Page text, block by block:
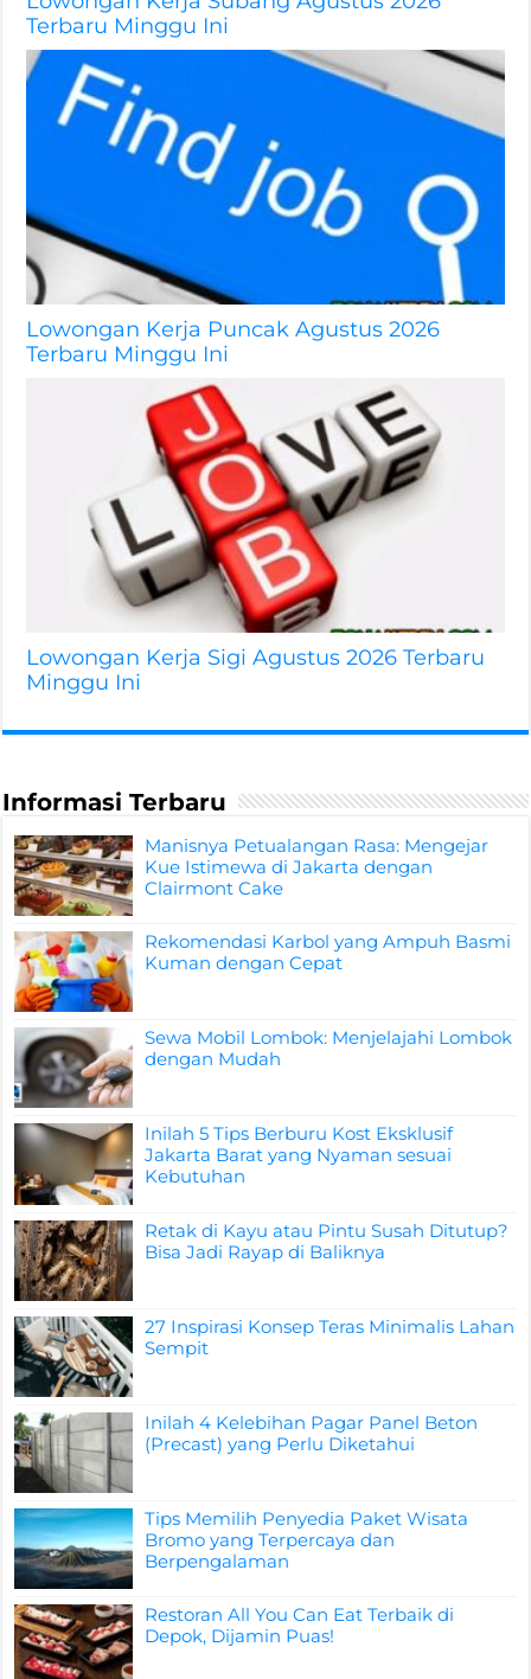
Terbaru Minggu Ini
Lowongan Kerja Puncak Agustus 2026
Terbaru Minggu Ini
Lowongan Kerja Sigi Agustus 2026 Terbaru
Minggu Ini
Informasi Terbaru
Manisnya Petualangan Rasa: Mengejar
Kue Istimewa di Jakarta dengan
Clairmont Cake
Rekomendasi Karbol yang Ampuh Basmi
Kuman dengan Cepat
Sewa Mobil Lombok: Menjelajahi Lombok
dengan Mudah
Inilah 5 Tips Berburu Kost Eksklusif
Jakarta Barat yang Nyaman sesuai
Kebutuhan
Retak di Kayu atau Pintu Susah Ditutup?
Bisa Jadi Rayap di Baliknya
27 Inspirasi Konsep Teras Minimalis Lahan
Sempit
Inilah 4 Kelebihan Pagar Panel Beton
(Precast) yang Perlu Diketahui
Tips Memilih Penyedia Paket Wisata
Bromo yang Terpercaya dan
Berpengalaman
Restoran All You Can Eat Terbaik di
Depok, Dijamin Puas!